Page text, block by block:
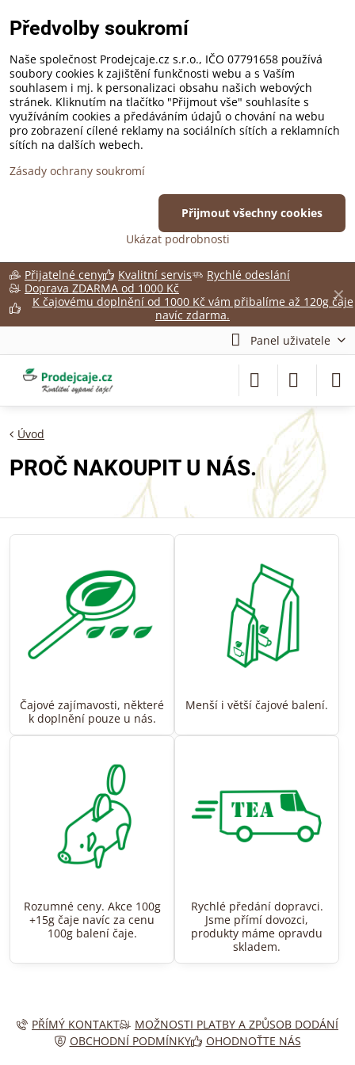
✕
Přijatelné ceny Kvalitní servis
Rychlé odeslání
Doprava ZDARMA od 1000 Kč
K čajovému doplnění od 1000 Kč vám přibalíme až 120g čaje
navíc zdarma.
Panel uživatele
Úvod
PROČ NAKOUPIT U NÁS.
Čajové zajímavosti, některé
k doplnění pouze u nás.
Menší i větší čajové balení.
Rozumné ceny. Akce 100g
+15g čaje navíc za cenu
100g balení čaje.
Rychlé předání dopravci.
Jsme přímí dovozci,
produkty máme opravdu
skladem.
PŘÍMÝ KONTAKT
MOŽNOSTI PLATBY A ZPŮSOB DODÁNÍ
OBCHODNÍ PODMÍNKY
OHODNOŤTE NÁS
Předvolby soukromí
Naše společnost Prodejcaje.cz s.r.o., IČO 07791658 používá
soubory cookies k zajištění funkčnosti webu a s Vaším
souhlasem i mj. k personalizaci obsahu našich webových
stránek. Kliknutím na tlačítko "Přijmout vše" souhlasíte s
využíváním cookies a předáváním údajů o chování na webu
pro zobrazení cílené reklamy na sociálních sítích a reklamních
sítích na dalších webech.
Zásady ochrany soukromí
Ukázat podrobnosti
Přijmout všechny cookies